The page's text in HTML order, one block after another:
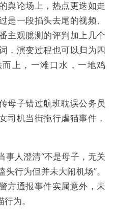
舆论场上，热点更迭如走
是一段掐头去尾的视频、
主观臆测的评判加上几个
，演变过程也可以归为四
上，一滩口水，一地鸡
母子错过航班耽误公务员
司机当街拖行虐猫事件，
事人澄清“不是母子，无关
行为但并未大闹机场”。
方通报事件实属意外，未
为。